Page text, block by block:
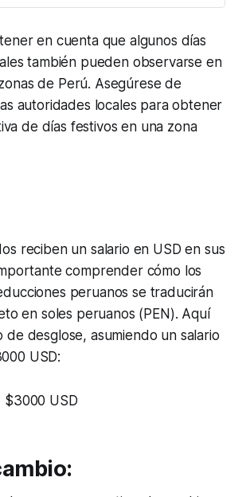
en cuenta que algunos días
también pueden observarse en
de Perú. Asegúrese de
autoridades locales para obtener
de días festivos en una zona
reciben un salario en USD en sus
comprender cómo los
peruanos se traducirán
en soles peruanos (PEN). Aquí
de desglose, asumiendo un salario
USD:
$3000 USD